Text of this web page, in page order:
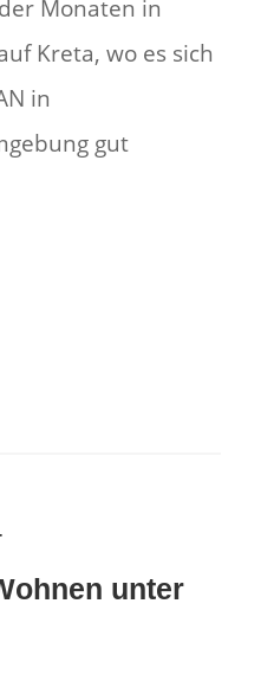
Monaten in
Kreta, wo es sich
in
gut
unter